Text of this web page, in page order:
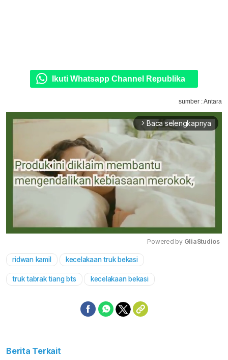
Ikuti Whatsapp Channel Republika
sumber : Antara
arrow_forward_ios Baca selengkapnya
Powered by GliaStudios
ridwan kamil kecelakaan truk bekasi
truk tabrak tiang bts kecelakaan bekasi
Berita Terkait